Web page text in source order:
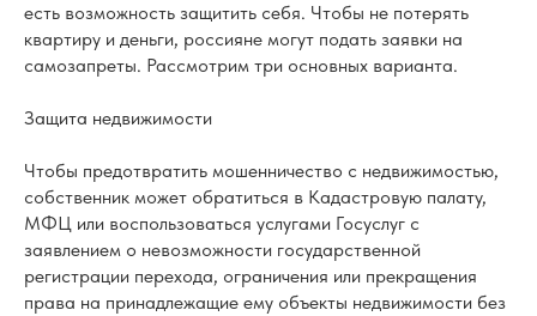
есть возможность защитить себя. Чтобы не потерять
квартиру и деньги, россияне могут подать заявки на
самозапреты. Рассмотрим три основных варианта.
Защита недвижимости
Чтобы предотвратить мошенничество с недвижимостью,
собственник может обратиться в Кадастровую палату,
МФЦ или воспользоваться услугами Госуслуг с
заявлением о невозможности государственной
регистрации перехода, ограничения или прекращения
права на принадлежащие ему объекты недвижимости без